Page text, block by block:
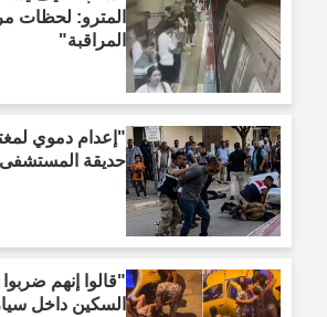
المترو: لحظات
المراقبة"
"إعدام دموي
حديقة المستشفى!
"قالوا إنهم ضربوا
السكين داخل سيارة